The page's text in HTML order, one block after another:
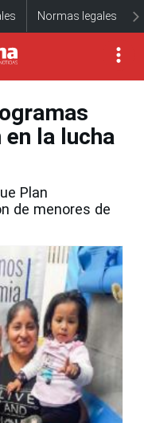
Normas legales
la lucha
Plan
de menores de